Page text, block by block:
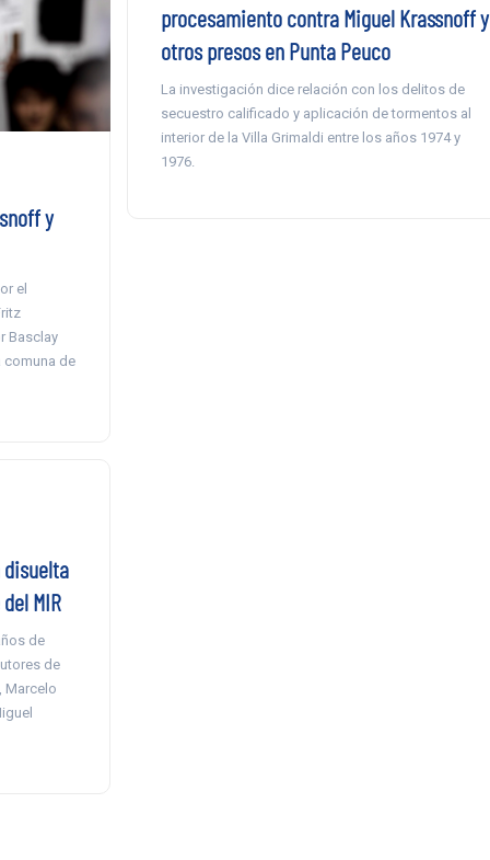
y
el
Basclay
comuna de
procesamiento contra Miguel Krassnoff y
otros presos en Punta Peuco
La investigación dice relación con los delitos de
secuestro calificado y aplicación de tormentos al
interior de la Villa Grimaldi entre los años 1974 y
1976.
disuelta
MIR
de
de
Marcelo